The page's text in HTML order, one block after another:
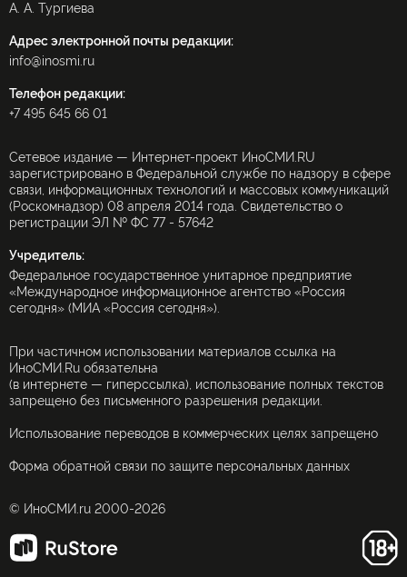
А. А. Тургиева
Адрес электронной почты редакции:
info@inosmi.ru
Телефон редакции:
+7 495 645 66 01
Сетевое издание — Интернет-проект ИноСМИ.RU
зарегистрировано в Федеральной службе по надзору в сфере
связи, информационных технологий и массовых коммуникаций
(Роскомнадзор) 08 апреля 2014 года. Свидетельство о
регистрации ЭЛ № ФС 77 - 57642
Учредитель:
Федеральное государственное унитарное предприятие
«Международное информационное агентство «Россия
сегодня» (МИА «Россия сегодня»).
При частичном использовании материалов ссылка на
ИноСМИ.Ru обязательна
(в интернете — гиперссылка), использование полных текстов
запрещено без письменного разрешения редакции.
Использование переводов в коммерческих целях запрещено
Форма обратной связи по защите персональных данных
© ИноСМИ.ru 2000-2026